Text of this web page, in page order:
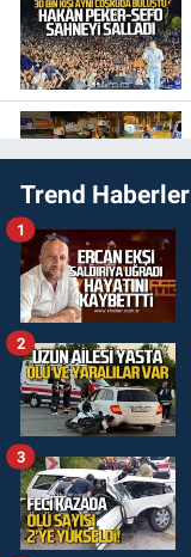
Trend Haberler
1
2
3